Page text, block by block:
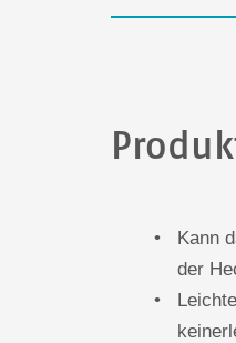
Kann
der